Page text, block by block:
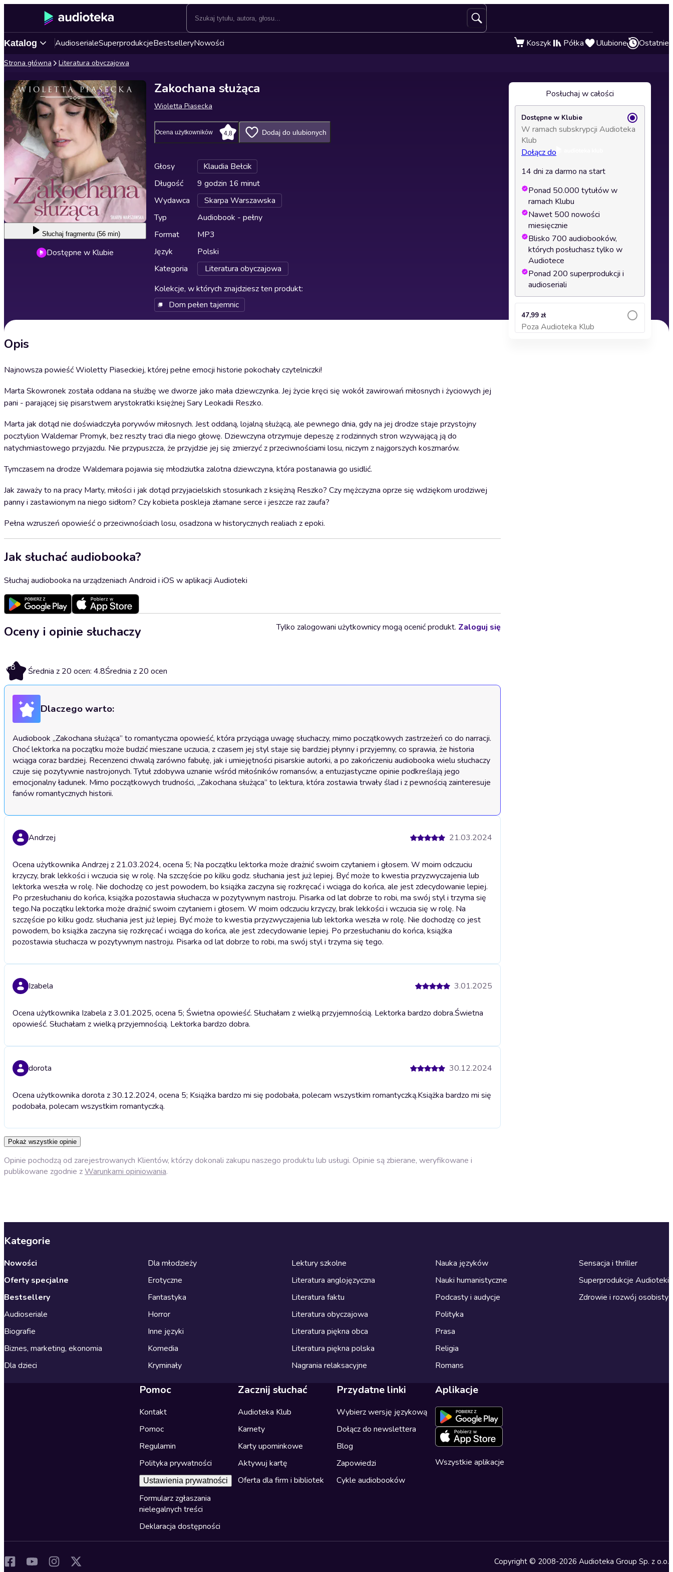
Katalog AudioserialeSuperprodukcjeBestselleryNowości Koszyk Półka Ulubione Ostatnie
Strona główna Literatura obyczajowa
Słuchaj fragmentu (56 min)
Dostępne w Klubie
Zakochana służąca
Wioletta Piasecka
Ocena użytkowników 4,8 Dodaj do ulubionych
Głosy
Klaudia Bełcik
Długość
9 godzin 16 minut
Wydawca
Skarpa Warszawska
Typ
Audiobook - pełny
Format
MP3
Język
Polski
Kategoria
Literatura obyczajowa
Kolekcje, w których znajdziesz ten produkt:
Dom pełen tajemnic
Opis
Najnowsza powieść Wioletty Piaseckiej, której pełne emocji historie pokochały czytelniczki!
Marta Skowronek została oddana na służbę we dworze jako mała dziewczynka. Jej życie kręci się wokół zawirowań miłosnych i życiowych jej
pani - parającej się pisarstwem arystokratki księżnej Sary Leokadii Reszko.
Marta jak dotąd nie doświadczyła porywów miłosnych. Jest oddaną, lojalną służącą, ale pewnego dnia, gdy na jej drodze staje przystojny
pocztylion Waldemar Promyk, bez reszty traci dla niego głowę. Dziewczyna otrzymuje depeszę z rodzinnych stron wzywającą ją do
natychmiastowego przyjazdu. Nie przypuszcza, że przyjdzie jej się zmierzyć z przeciwnościami losu, niczym z najgorszych koszmarów.
Tymczasem na drodze Waldemara pojawia się młodziutka zalotna dziewczyna, która postanawia go usidlić.
Jak zaważy to na pracy Marty, miłości i jak dotąd przyjacielskich stosunkach z księżną Reszko? Czy mężczyzna oprze się wdziękom urodziwej
panny i zastawionym na niego sidłom? Czy kobieta poskleja złamane serce i jeszcze raz zaufa?
Pełna wzruszeń opowieść o przeciwnościach losu, osadzona w historycznych realiach z epoki.
Jak słuchać audiobooka?
Słuchaj audiobooka na urządzeniach Android i iOS w aplikacji Audioteki
Oceny i opinie słuchaczy
4.8 Średnia z 20 ocen: 4.8Średnia z 20 ocen
Tylko zalogowani użytkownicy mogą ocenić produkt. Zaloguj się
Dlaczego warto:
Audiobook „Zakochana służąca” to romantyczna opowieść, która przyciąga uwagę słuchaczy, mimo początkowych zastrzeżeń co do narracji.
Choć lektorka na początku może budzić mieszane uczucia, z czasem jej styl staje się bardziej płynny i przyjemny, co sprawia, że historia
wciąga coraz bardziej. Recenzenci chwalą zarówno fabułę, jak i umiejętności pisarskie autorki, a po zakończeniu audiobooka wielu słuchaczy
czuje się pozytywnie nastrojonych. Tytuł zdobywa uznanie wśród miłośników romansów, a entuzjastyczne opinie podkreślają jego
emocjonalny ładunek. Mimo początkowych trudności, „Zakochana służąca” to lektura, która zostawia trwały ślad i z pewnością zainteresuje
fanów romantycznych historii.
Andrzej 21.03.2024
Ocena użytkownika Andrzej z 21.03.2024, ocena 5; Na początku lektorka może drażnić swoim czytaniem i głosem. W moim odczuciu
krzyczy, brak lekkości i wczucia się w rolę. Na szczęście po kilku godz. słuchania jest już lepiej. Być może to kwestia przyzwyczajenia lub
lektorka weszła w rolę. Nie dochodzę co jest powodem, bo książka zaczyna się rozkręcać i wciąga do końca, ale jest zdecydowanie lepiej.
Po przesłuchaniu do końca, książka pozostawia słuchacza w pozytywnym nastroju. Pisarka od lat dobrze to robi, ma swój styl i trzyma się
tego.Na początku lektorka może drażnić swoim czytaniem i głosem. W moim odczuciu krzyczy, brak lekkości i wczucia się w rolę. Na
szczęście po kilku godz. słuchania jest już lepiej. Być może to kwestia przyzwyczajenia lub lektorka weszła w rolę. Nie dochodzę co jest
powodem, bo książka zaczyna się rozkręcać i wciąga do końca, ale jest zdecydowanie lepiej. Po przesłuchaniu do końca, książka
pozostawia słuchacza w pozytywnym nastroju. Pisarka od lat dobrze to robi, ma swój styl i trzyma się tego.
Izabela 3.01.2025
Ocena użytkownika Izabela z 3.01.2025, ocena 5; Świetna opowieść. Słuchałam z wielką przyjemnością. Lektorka bardzo dobra.Świetna
opowieść. Słuchałam z wielką przyjemnością. Lektorka bardzo dobra.
dorota 30.12.2024
Ocena użytkownika dorota z 30.12.2024, ocena 5; Książka bardzo mi się podobała, polecam wszystkim romantyczką.Książka bardzo mi się
podobała, polecam wszystkim romantyczką.
Pokaż wszystkie opinie
Opinie pochodzą od zarejestrowanych Klientów, którzy dokonali zakupu naszego produktu lub usługi. Opinie są zbierane, weryfikowane i
publikowane zgodnie zWarunkami opiniowania.
Posłuchaj w całości
Dostępne w Klubie
W ramach subskrypcji Audioteka
Klub
Dołącz do
14 dni za darmo na start
Ponad 50.000 tytułów w
ramach Klubu
Nawet 500 nowości
miesięcznie
Blisko 700 audiobooków,
których posłuchasz tylko w
Audiotece
Ponad 200 superprodukcji i
audioseriali
47,99 zł
Poza Audioteka Klub
Dodaj do koszyka
Kategorie
Nowości
Oferty specjalne
Bestsellery
Audioseriale
Biografie
Biznes, marketing, ekonomia
Dla dzieci
Dla młodzieży
Erotyczne
Fantastyka
Horror
Inne języki
Komedia
Kryminały
Lektury szkolne
Literatura anglojęzyczna
Literatura faktu
Literatura obyczajowa
Literatura piękna obca
Literatura piękna polska
Nagrania relaksacyjne
Nauka języków
Nauki humanistyczne
Podcasty i audycje
Polityka
Prasa
Religia
Romans
Sensacja i thriller
Superprodukcje Audioteki
Zdrowie i rozwój osobisty
Pomoc
Kontakt
Pomoc
Regulamin
Polityka prywatności
Ustawienia prywatności
Formularz zgłaszania
nielegalnych treści
Deklaracja dostępności
Zacznij słuchać
Audioteka Klub
Karnety
Karty upominkowe
Aktywuj kartę
Oferta dla firm i bibliotek
Przydatne linki
Wybierz wersję językową
Dołącz do newslettera
Blog
Zapowiedzi
Cykle audiobooków
Aplikacje
Wszystkie aplikacje
Copyright © 2008-2026 Audioteka Group Sp. z o.o.